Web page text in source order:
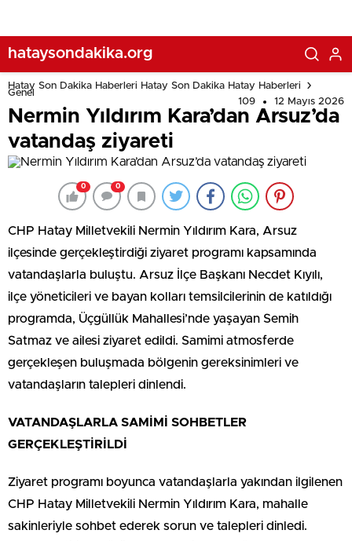
hataysondakika.org
Hatay Son Dakika Haberleri Hatay Son Dakika Hatay Haberleri
Genel
109
12 Mayıs 2026
Nermin Yıldırım Kara’dan Arsuz’da
vatandaş ziyareti
0 0
CHP Hatay Milletvekili Nermin Yıldırım Kara, Arsuz
ilçesinde gerçekleştirdiği ziyaret programı kapsamında
vatandaşlarla buluştu. Arsuz İlçe Başkanı Necdet Kıyılı,
ilçe yöneticileri ve bayan kolları temsilcilerinin de katıldığı
programda, Üçgüllük Mahallesi’nde yaşayan Semih
Satmaz ve ailesi ziyaret edildi. Samimi atmosferde
gerçekleşen buluşmada bölgenin gereksinimleri ve
vatandaşların talepleri dinlendi.
VATANDAŞLARLA SAMİMİ SOHBETLER
GERÇEKLEŞTİRİLDİ
Ziyaret programı boyunca vatandaşlarla yakından ilgilenen
CHP Hatay Milletvekili Nermin Yıldırım Kara, mahalle
sakinleriyle sohbet ederek sorun ve talepleri dinledi.